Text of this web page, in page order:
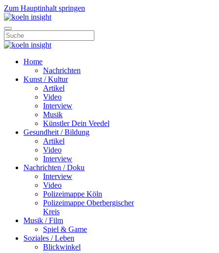
Zum Hauptinhalt springen
Home
Nachrichten
Kunst / Kultur
Artikel
Video
Interview
Musik
Künstler Dein Veedel
Gesundheit / Bildung
Artikel
Video
Interview
Nachrichten / Doku
Interview
Video
Polizeimappe Köln
Polizeimappe Oberbergischer
Kreis
Musik / Film
Spiel & Game
Soziales / Leben
Blickwinkel